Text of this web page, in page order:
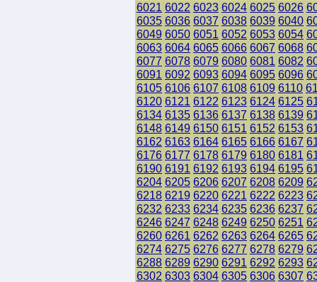
6021 6022 6023 6024 6025 6026
6035 6036 6037 6038 6039 6040
6049 6050 6051 6052 6053 6054
6063 6064 6065 6066 6067 6068
6077 6078 6079 6080 6081 6082
6091 6092 6093 6094 6095 6096
6105 6106 6107 6108 6109 6110
6120 6121 6122 6123 6124 6125
6134 6135 6136 6137 6138 6139
6148 6149 6150 6151 6152 6153
6162 6163 6164 6165 6166 6167
6176 6177 6178 6179 6180 6181
6190 6191 6192 6193 6194 6195
6204 6205 6206 6207 6208 6209
6218 6219 6220 6221 6222 6223
6232 6233 6234 6235 6236 6237
6246 6247 6248 6249 6250 6251
6260 6261 6262 6263 6264 6265
6274 6275 6276 6277 6278 6279
6288 6289 6290 6291 6292 6293
6302 6303 6304 6305 6306 6307